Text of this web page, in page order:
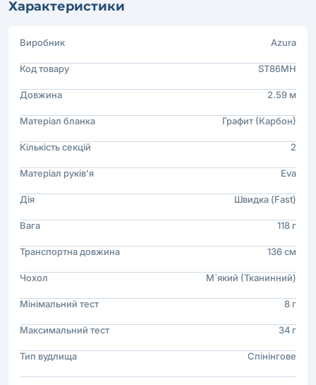
Характеристики
Виробник Azura
Код товару ST86MH
Довжина 2.59 м
Матеріал бланка Графит (Карбон)
Кількість секцій 2
Матеріал руків'я Eva
Дія Швидка (Fast)
Вага 118 г
Транспортна довжина 136 см
Чохол М`який (Тканинний)
Мінімальний тест 8 г
Максимальний тест 34 г
Тип вудлища Спінінгове